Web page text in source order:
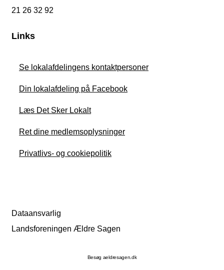
21 26 32 92
Links
Se lokalafdelingens kontaktpersoner
Din lokalafdeling på Facebook
Læs Det Sker Lokalt
Ret dine medlemsoplysninger
Privatlivs- og cookiepolitik
Dataansvarlig
Landsforeningen Ældre Sagen
Besøg aeldresagen.dk